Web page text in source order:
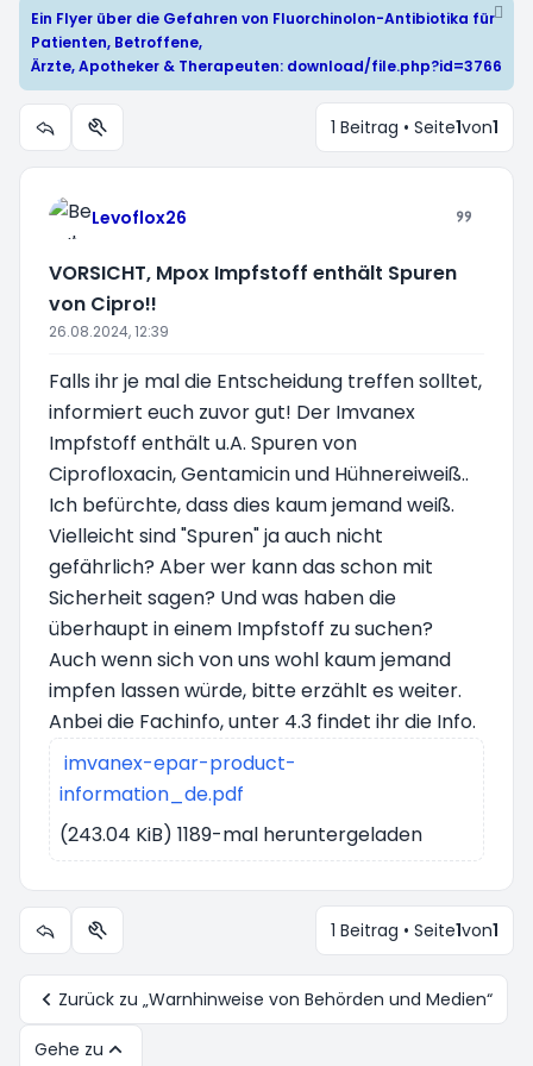
Ein Flyer über die Gefahren von Fluorchinolon-Antibiotika für
Patienten, Betroffene,
Ärzte, Apotheker & Therapeuten: download/file.php?id=3766
Themen-Optionen 1 Beitrag • Seite1von1
Levoflox26
VORSICHT, Mpox Impfstoff enthält Spuren
von Cipro!!
26.08.2024, 12:39
Falls ihr je mal die Entscheidung treffen solltet,
informiert euch zuvor gut! Der Imvanex
Impfstoff enthält u.A. Spuren von
Ciprofloxacin, Gentamicin und Hühnereiweiß..
Ich befürchte, dass dies kaum jemand weiß.
Vielleicht sind "Spuren" ja auch nicht
gefährlich? Aber wer kann das schon mit
Sicherheit sagen? Und was haben die
überhaupt in einem Impfstoff zu suchen?
Auch wenn sich von uns wohl kaum jemand
impfen lassen würde, bitte erzählt es weiter.
Anbei die Fachinfo, unter 4.3 findet ihr die Info.
imvanex-epar-product-
information_de.pdf
(243.04 KiB) 1189-mal heruntergeladen
Themen-Optionen 1 Beitrag • Seite1von1
Zurück zu „Warnhinweise von Behörden und Medien“
Gehe zu